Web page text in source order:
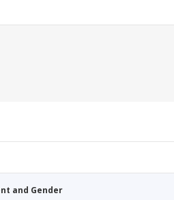
and Gender